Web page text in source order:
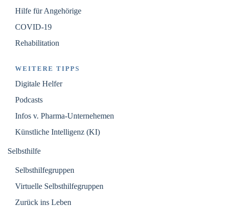
Hilfe für Angehörige
COVID-19
Rehabilitation
WEITERE TIPPS
Digitale Helfer
Podcasts
Infos v. Pharma-Unternehemen
Künstliche Intelligenz (KI)
Selbsthilfe
Selbsthilfegruppen
Virtuelle Selbsthilfegruppen
Zurück ins Leben